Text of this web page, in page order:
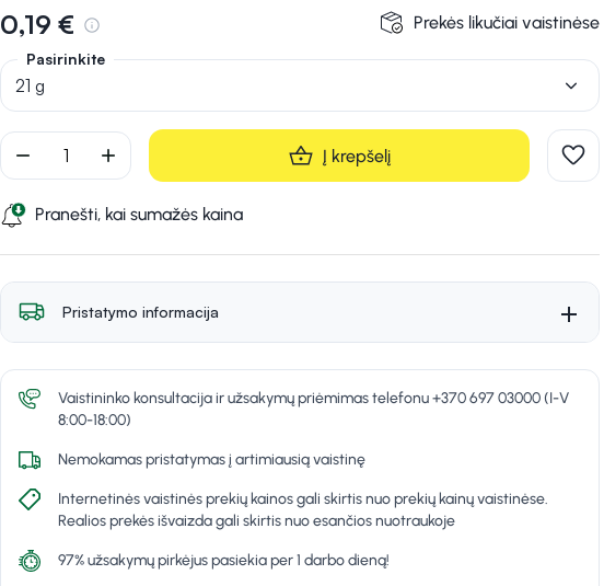
0,19 € Prekės likučiai vaistinėse
Pasirinkite
21 g
remove add Į krepšelį
Pranešti, kai sumažės kaina
Pristatymo informacija
Vaistininko konsultacija ir užsakymų priėmimas telefonu +370 697 03000 (I-V
8:00-18:00)
Nemokamas pristatymas į artimiausią vaistinę
Internetinės vaistinės prekių kainos gali skirtis nuo prekių kainų vaistinėse.
Realios prekės išvaizda gali skirtis nuo esančios nuotraukoje
97% užsakymų pirkėjus pasiekia per 1 darbo dieną!